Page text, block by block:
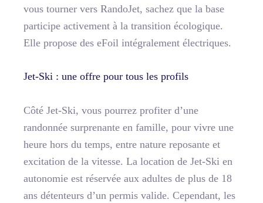
vous tourner vers RandoJet, sachez que la base
participe activement à la transition écologique.
Elle propose des eFoil intégralement électriques.
Jet-Ski : une offre pour tous les profils
Côté Jet-Ski, vous pourrez profiter d’une
randonnée surprenante en famille, pour vivre une
heure hors du temps, entre nature reposante et
excitation de la vitesse. La location de Jet-Ski en
autonomie est réservée aux adultes de plus de 18
ans détenteurs d’un permis valide. Cependant, les